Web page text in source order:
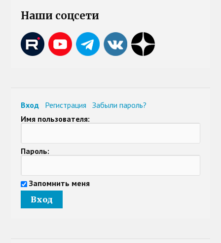
Наши соцсети
Вход Регистрация
Забыли пароль?
Имя пользователя:
Пароль:
Запомнить меня